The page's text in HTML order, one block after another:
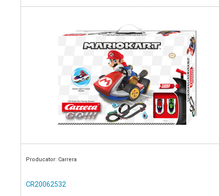
Producator: Carrera
CR20062532